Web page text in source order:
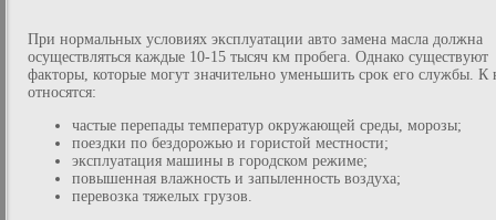
При нормальных условиях эксплуатации авто замена масла должна
осуществляться каждые 10-15 тысяч км пробега. Однако существуют
факторы, которые могут значительно уменьшить срок его службы. К
относятся:
частые перепады температур окружающей среды, морозы;
поездки по бездорожью и гористой местности;
эксплуатация машины в городском режиме;
повышенная влажность и запыленность воздуха;
перевозка тяжелых грузов.